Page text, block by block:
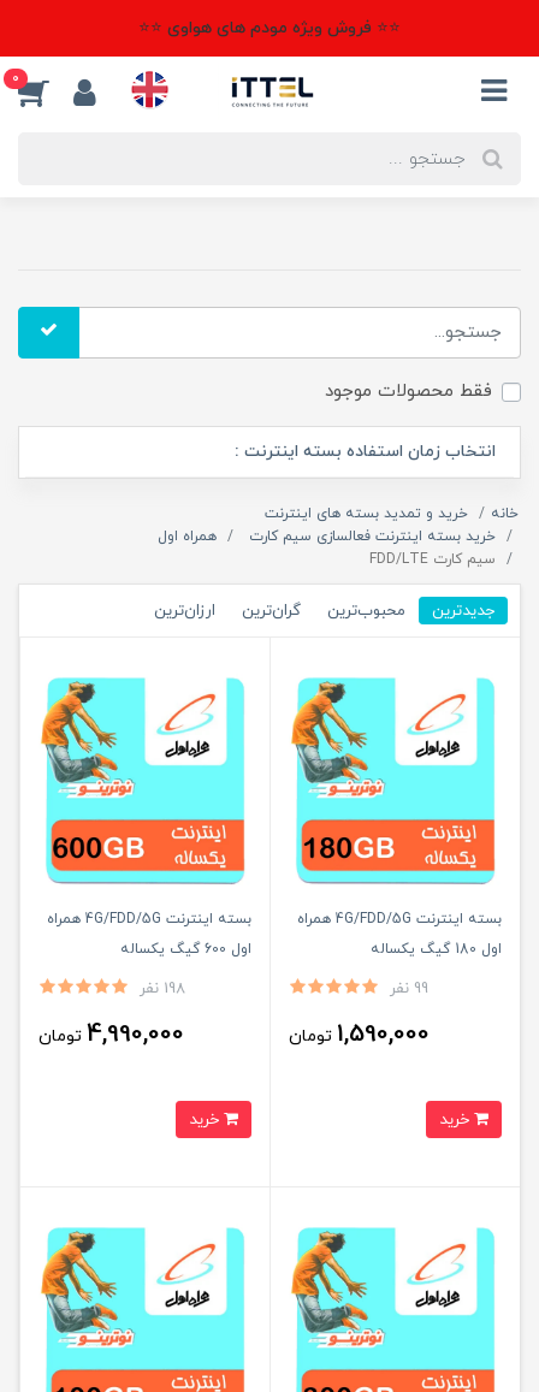
⭐⭐ فروش ویژه مودم های هواوی ⭐⭐
0
فقط محصولات موجود
انتخاب زمان استفاده بسته اینترنت :
خانه
خرید و تمدید بسته های اینترنت
خرید بسته اینترنت فعالسازی سیم کارت
همراه اول
سیم کارت FDD/LTE
جدیدترین محبوب‌ترین گران‌ترین ارزان‌ترین
بسته اینترنت 4G/FDD/5G همراه
اول 180 گیگ یکساله
99 نفر
1,590,000 تومان
بسته اینترنت 4G/FDD/5G همراه
اول 600 گیگ یکساله
198 نفر
4,990,000 تومان